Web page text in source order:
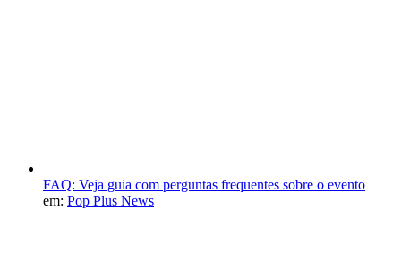
FAQ: Veja guia com perguntas frequentes sobre o evento
em: Pop Plus News